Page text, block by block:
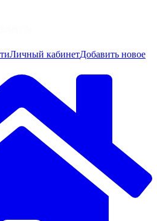
Личный кабинетДобавить новое